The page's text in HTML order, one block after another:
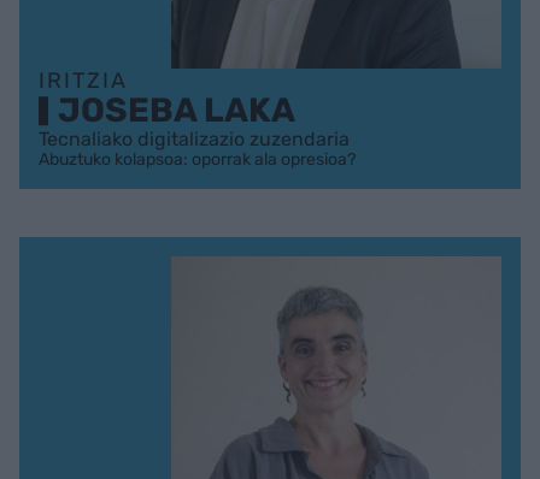
IRITZIA
JOSEBA LAKA
Tecnaliako digitalizazio zuzendaria
Abuztuko kolapsoa: oporrak ala opresioa?